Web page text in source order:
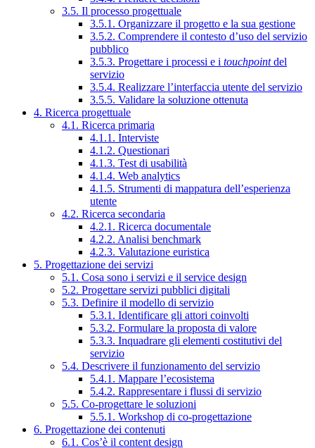
3.5. Il processo progettuale
3.5.1. Organizzare il progetto e la sua gestione
3.5.2. Comprendere il contesto d’uso del servizio
pubblico
3.5.3. Progettare i processi e i touchpointdel
servizio
3.5.4. Realizzare l’interfaccia utente del servizio
3.5.5. Validare la soluzione ottenuta
4. Ricerca progettuale
4.1. Ricerca primaria
4.1.1. Interviste
4.1.2. Questionari
4.1.3. Test di usabilità
4.1.4. Web analytics
4.1.5. Strumenti di mappatura dell’esperienza
utente
4.2. Ricerca secondaria
4.2.1. Ricerca documentale
4.2.2. Analisi benchmark
4.2.3. Valutazione euristica
5. Progettazione dei servizi
5.1. Cosa sono i servizi e il service design
5.2. Progettare servizi pubblici digitali
5.3. Definire il modello di servizio
5.3.1. Identificare gli attori coinvolti
5.3.2. Formulare la proposta di valore
5.3.3. Inquadrare gli elementi costitutivi del
servizio
5.4. Descrivere il funzionamento del servizio
5.4.1. Mappare l’ecosistema
5.4.2. Rappresentare i flussi di servizio
5.5. Co-progettare le soluzioni
5.5.1. Workshop di co-progettazione
6. Progettazione dei contenuti
6.1. Cos’è il content design